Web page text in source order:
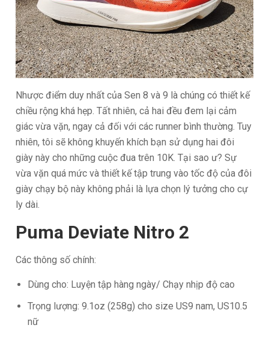
Nhược điểm duy nhất của Sen 8 và 9 là chúng có thiết kế
chiều rộng khá hẹp. Tất nhiên, cả hai đều đem lại cảm
giác vừa vặn, ngay cả đối với các runner bình thường. Tuy
nhiên, tôi sẽ không khuyến khích bạn sử dụng hai đôi
giày này cho những cuộc đua trên 10K. Tại sao ư? Sự
vừa vặn quá mức và thiết kế tập trung vào tốc độ của đôi
giày chạy bộ này không phải là lựa chọn lý tưởng cho cự
ly dài.
Puma Deviate Nitro 2
Các thông số chính:
Dùng cho: Luyện tập hàng ngày/ Chạy nhịp độ cao
Trọng lượng: 9.1oz (258g) cho size US9 nam, US10.5
nữ